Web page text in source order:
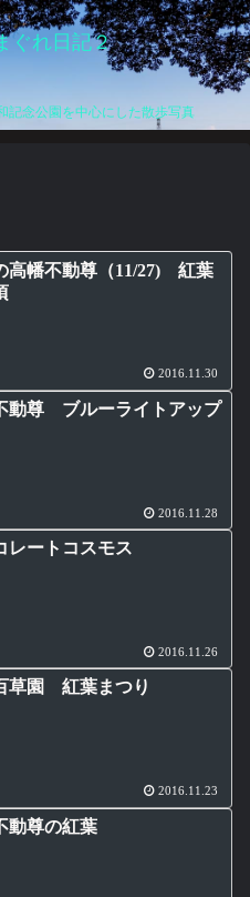
ぐれ日記２
記念公園を中心にした散歩写真
高幡不動尊（11/27) 紅葉
2016.11.30
動尊 ブルーライトアップ
2016.11.28
レートコスモス
2016.11.26
草園 紅葉まつり
2016.11.23
動尊の紅葉